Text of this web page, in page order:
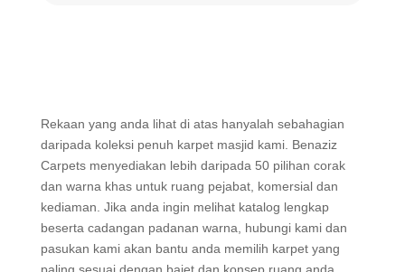
Rekaan yang anda lihat di atas hanyalah sebahagian
daripada koleksi penuh karpet masjid kami. Benaziz
Carpets menyediakan lebih daripada 50 pilihan corak
dan warna khas untuk ruang pejabat, komersial dan
kediaman. Jika anda ingin melihat katalog lengkap
beserta cadangan padanan warna, hubungi kami dan
pasukan kami akan bantu anda memilih karpet yang